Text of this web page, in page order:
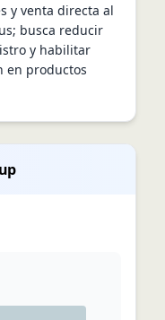
y venta directa al
busca reducir
y habilitar
en productos